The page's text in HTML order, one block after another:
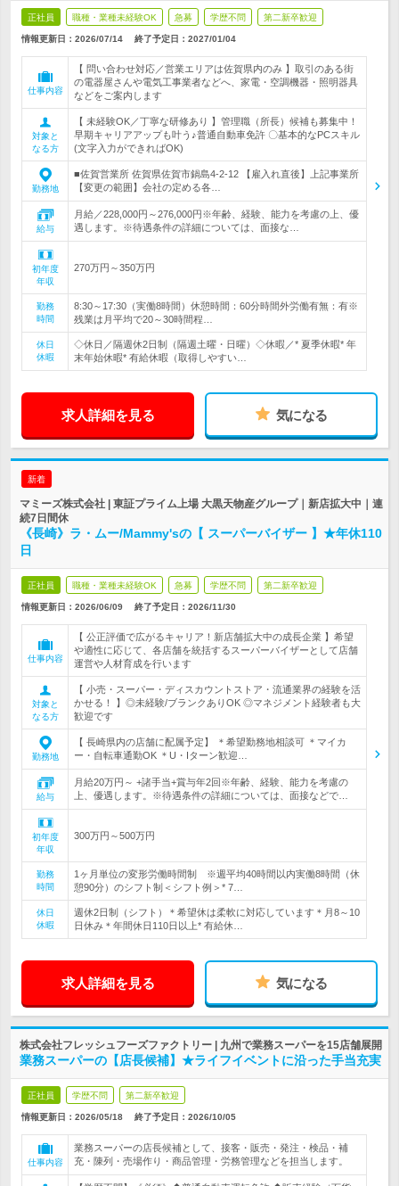
正社員 職種・業種未経験OK 急募 学歴不問 第二新卒歓迎
情報更新日：2026/07/14 終了予定日： 2027/01/04
仕事内容
【 問い合わせ対応／営業エリアは佐賀県内のみ 】取引のある街
の電器屋さんや電気工事業者などへ、家電・空調機器・照明器具
などをご案内します
対象と
なる方
【 未経験OK／丁寧な研修あり 】管理職（所長）候補も募集中！
早期キャリアアップも叶う♪普通自動車免許 〇基本的なPCスキル
(文字入力ができればOK)
勤務地
■佐賀営業所 佐賀県佐賀市鍋島4-2-12 【雇入れ直後】上記事業所
【変更の範囲】会社の定める各…
給与
月給／228,000円～276,000円※年齢、経験、能力を考慮の上、優
遇します。※待遇条件の詳細については、面接な…
初年度
年収
270万円～350万円
勤務
時間
8:30～17:30（実働8時間）休憩時間：60分時間外労働有無：有※
残業は月平均で20～30時間程…
休日
休暇
◇休日／隔週休2日制（隔週土曜・日曜）◇休暇／* 夏季休暇* 年
末年始休暇* 有給休暇（取得しやすい…
求人詳細を見る 気になる
新着
マミーズ株式会社 | 東証プライム上場 大黒天物産グループ｜新店拡大中｜連
続7日間休
《長崎》ラ・ムー/Mammy'sの【 スーパーバイザー 】★年休110
日
正社員 職種・業種未経験OK 急募 学歴不問 第二新卒歓迎
情報更新日：2026/06/09 終了予定日： 2026/11/30
仕事内容
【 公正評価で広がるキャリア！新店舗拡大中の成長企業 】希望
や適性に応じて、各店舗を統括するスーパーバイザーとして店舗
運営や人材育成を行います
対象と
なる方
【 小売・スーパー・ディスカウントストア・流通業界の経験を活
かせる！ 】◎未経験/ブランクありOK ◎マネジメント経験者も大
歓迎です
勤務地
【 長崎県内の店舗に配属予定】 ＊希望勤務地相談可 ＊マイカ
ー・自転車通勤OK ＊U・Iターン歓迎…
給与
月給20万円～ +諸手当+賞与年2回※年齢、経験、能力を考慮の
上、優遇します。※待遇条件の詳細については、面接などで…
初年度
年収
300万円～500万円
勤務
時間
1ヶ月単位の変形労働時間制 ※週平均40時間以内実働8時間（休
憩90分）のシフト制＜シフト例＞* 7…
休日
休暇
週休2日制（シフト）＊希望休は柔軟に対応しています＊月8～10
日休み＊年間休日110日以上* 有給休…
求人詳細を見る 気になる
株式会社フレッシュフーズファクトリー | 九州で業務スーパーを15店舗展開
業務スーパーの【店長候補】★ライフイベントに沿った手当充実
正社員 学歴不問 第二新卒歓迎
情報更新日：2026/05/18 終了予定日： 2026/10/05
仕事内容
業務スーパーの店長候補として、接客・販売・発注・検品・補
充・陳列・売場作り・商品管理・労務管理などを担当します。